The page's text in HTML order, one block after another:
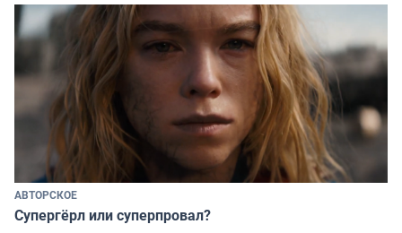
АВТОРСКОЕ
Супергёрл или суперпровал?